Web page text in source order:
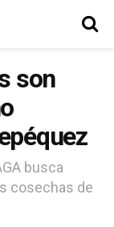
son
busca
cosechas de